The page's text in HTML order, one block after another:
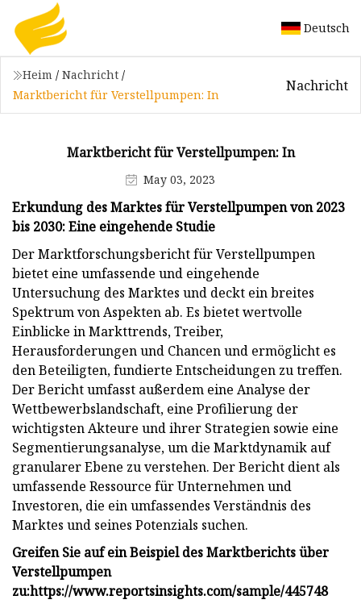
Deutsch
Heim / Nachricht /
Marktbericht für Verstellpumpen: In
Nachricht
Marktbericht für Verstellpumpen: In
May 03, 2023
Erkundung des Marktes für Verstellpumpen von 2023
bis 2030: Eine eingehende Studie
Der Marktforschungsbericht für Verstellpumpen
bietet eine umfassende und eingehende
Untersuchung des Marktes und deckt ein breites
Spektrum von Aspekten ab. Es bietet wertvolle
Einblicke in Markttrends, Treiber,
Herausforderungen und Chancen und ermöglicht es
den Beteiligten, fundierte Entscheidungen zu treffen.
Der Bericht umfasst außerdem eine Analyse der
Wettbewerbslandschaft, eine Profilierung der
wichtigsten Akteure und ihrer Strategien sowie eine
Segmentierungsanalyse, um die Marktdynamik auf
granularer Ebene zu verstehen. Der Bericht dient als
umfassende Ressource für Unternehmen und
Investoren, die ein umfassendes Verständnis des
Marktes und seines Potenzials suchen.
Greifen Sie auf ein Beispiel des Marktberichts über
Verstellpumpen
zu:https://www.reportsinsights.com/sample/445748